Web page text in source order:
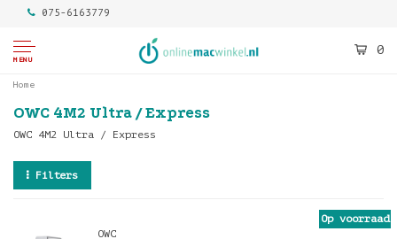
075-6163779
MENU
0
Home
OWC 4M2 Ultra / Express
OWC 4M2 Ultra / Express
Filters
Op voorraad
OWC